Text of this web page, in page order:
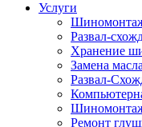
Услуги
Развал-
Хранение
Замена
Развал-
Ремонт